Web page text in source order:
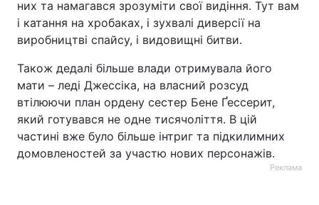
них та намагався зрозуміти свої видіння. Тут вам
і катання на хробаках, і зухвалі диверсії на
виробництві спайсу, і видовищні битви.
Також дедалі більше влади отримувала його
мати – леді Джессіка, на власний розсуд
втілюючи план ордену сестер Бене Ґессерит,
який готувався не одне тисячоліття. В цій
частині вже було більше інтриг та підкилимних
домовленостей за участю нових персонажів.
Реклама